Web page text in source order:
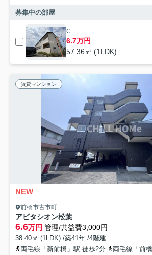
募集中の部屋
C
6.7万円
57.36㎡ (1LDK)
賃貸マンション
NEW
前橋市古市町
アビタシオン松葉
6.6万円 管理/共益費3,000円
38.40㎡ (1LDK) /築41年 /4階建
両毛線「新前橋」駅 徒歩2分
両毛線「前